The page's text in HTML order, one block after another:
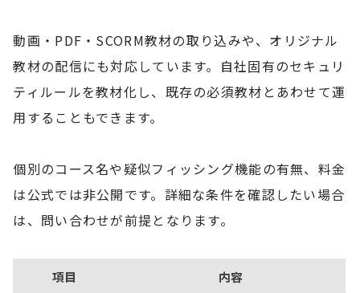
動画・PDF・SCORM教材の取り込みや、オリジナル
教材の配信にも対応しています。自社固有のセキュリ
ティルールを教材化し、既存の必須教材とあわせて運
用することもできます。
個別のコース名や疑似フィッシング機能の有無、料金
は公式では非公開です。詳細な条件を確認したい場合
は、問い合わせが前提となります。
項目 内容